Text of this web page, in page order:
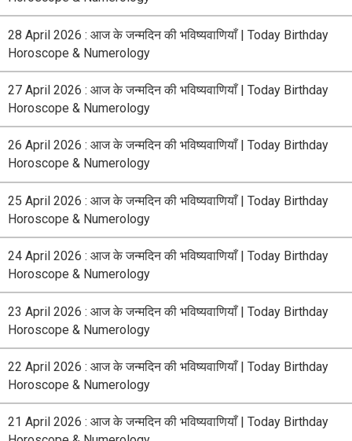
28 April 2026 : आज के जन्मदिन की भविष्यवाणियाँ | Today Birthday
Horoscope & Numerology
27 April 2026 : आज के जन्मदिन की भविष्यवाणियाँ | Today Birthday
Horoscope & Numerology
26 April 2026 : आज के जन्मदिन की भविष्यवाणियाँ | Today Birthday
Horoscope & Numerology
25 April 2026 : आज के जन्मदिन की भविष्यवाणियाँ | Today Birthday
Horoscope & Numerology
24 April 2026 : आज के जन्मदिन की भविष्यवाणियाँ | Today Birthday
Horoscope & Numerology
23 April 2026 : आज के जन्मदिन की भविष्यवाणियाँ | Today Birthday
Horoscope & Numerology
22 April 2026 : आज के जन्मदिन की भविष्यवाणियाँ | Today Birthday
Horoscope & Numerology
21 April 2026 : आज के जन्मदिन की भविष्यवाणियाँ | Today Birthday